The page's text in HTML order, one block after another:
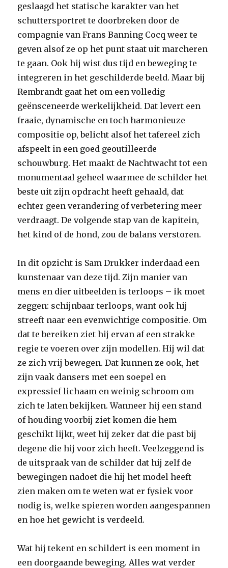
geslaagd het statische karakter van het
schuttersportret te doorbreken door de
compagnie van Frans Banning Cocq weer te
geven alsof ze op het punt staat uit marcheren
te gaan. Ook hij wist dus tijd en beweging te
integreren in het geschilderde beeld. Maar bij
Rembrandt gaat het om een volledig
geënsceneerde werkelijkheid. Dat levert een
fraaie, dynamische en toch harmonieuze
compositie op, belicht alsof het tafereel zich
afspeelt in een goed geoutilleerde
schouwburg. Het maakt de Nachtwacht tot een
monumentaal geheel waarmee de schilder het
beste uit zijn opdracht heeft gehaald, dat
echter geen verandering of verbetering meer
verdraagt. De volgende stap van de kapitein,
het kind of de hond, zou de balans verstoren.
In dit opzicht is Sam Drukker inderdaad een
kunstenaar van deze tijd. Zijn manier van
mens en dier uitbeelden is terloops – ik moet
zeggen: schijnbaar terloops, want ook hij
streeft naar een evenwichtige compositie. Om
dat te bereiken ziet hij ervan af een strakke
regie te voeren over zijn modellen. Hij wil dat
ze zich vrij bewegen. Dat kunnen ze ook, het
zijn vaak dansers met een soepel en
expressief lichaam en weinig schroom om
zich te laten bekijken. Wanneer hij een stand
of houding voorbij ziet komen die hem
geschikt lijkt, weet hij zeker dat die past bij
degene die hij voor zich heeft. Veelzeggend is
de uitspraak van de schilder dat hij zelf de
bewegingen nadoet die hij het model heeft
zien maken om te weten wat er fysiek voor
nodig is, welke spieren worden aangespannen
en hoe het gewicht is verdeeld.
Wat hij tekent en schildert is een moment in
een doorgaande beweging. Alles wat verder